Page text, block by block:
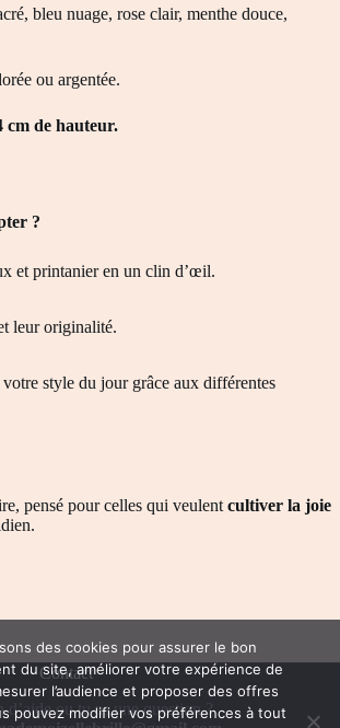
bleu nuage, rose clair, menthe douce,
ou argentée.
cm de hauteur.
?
et printanier en un clin d’œil.
leur originalité.
style du jour grâce aux différentes
pensé pour celles qui veulent cultiver la joie
Contact
d’aide ou tu as une question ?
des cookies pour assurer le bon
du site, améliorer votre expérience de
l’audience et proposer des offres
pouvez modifier vos préférences à tout